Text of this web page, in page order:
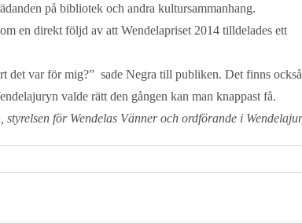
på bibliotek och andra kultursammanhang.
en direkt följd av att Wendelapriset 2014 tilldelades ett
det var för mig?” sade Negra till publiken. Det finns också
valde rätt den gången kan man knappast få.
styrelsen för Wendelas Vänner och ordförande i